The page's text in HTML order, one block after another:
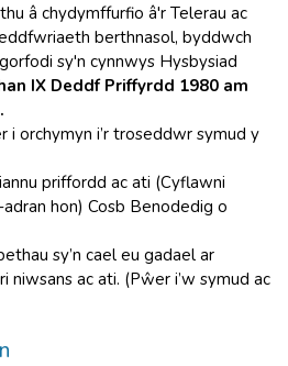
â chydymffurfio â'r Telerau ac
berthnasol, byddwch
sy'n cynnwys Hysbysiad
IX Deddf Priffyrdd 1980 am
i orchymyn i’r troseddwr symud y
priffordd ac ati (Cyflawni
hon) Cosb Benodedig o
sy’n cael eu gadael ar
niwsans ac ati. (Pŵer i’w symud ac